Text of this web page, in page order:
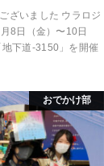
ざいました ウラロジ
8日（金）〜10日
地下道-3150」を開催
おでかけ部